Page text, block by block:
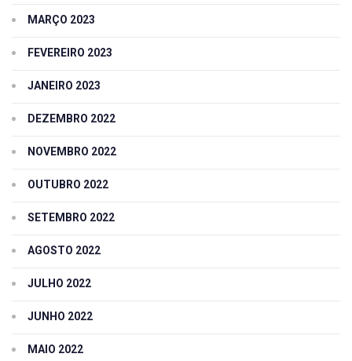
MARÇO 2023
FEVEREIRO 2023
JANEIRO 2023
DEZEMBRO 2022
NOVEMBRO 2022
OUTUBRO 2022
SETEMBRO 2022
AGOSTO 2022
JULHO 2022
JUNHO 2022
MAIO 2022